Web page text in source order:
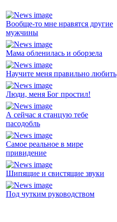
Вообще-то мне нравятся другие
мужчины
Мама обленилась и оборзела
Научите меня правильно любить
Люди, меня Бог простил!
А сейчас я станцую тебе
пасодобль
Самое реальное в мире
привидение
Шипящие и свистящие звуки
Под чутким руководством